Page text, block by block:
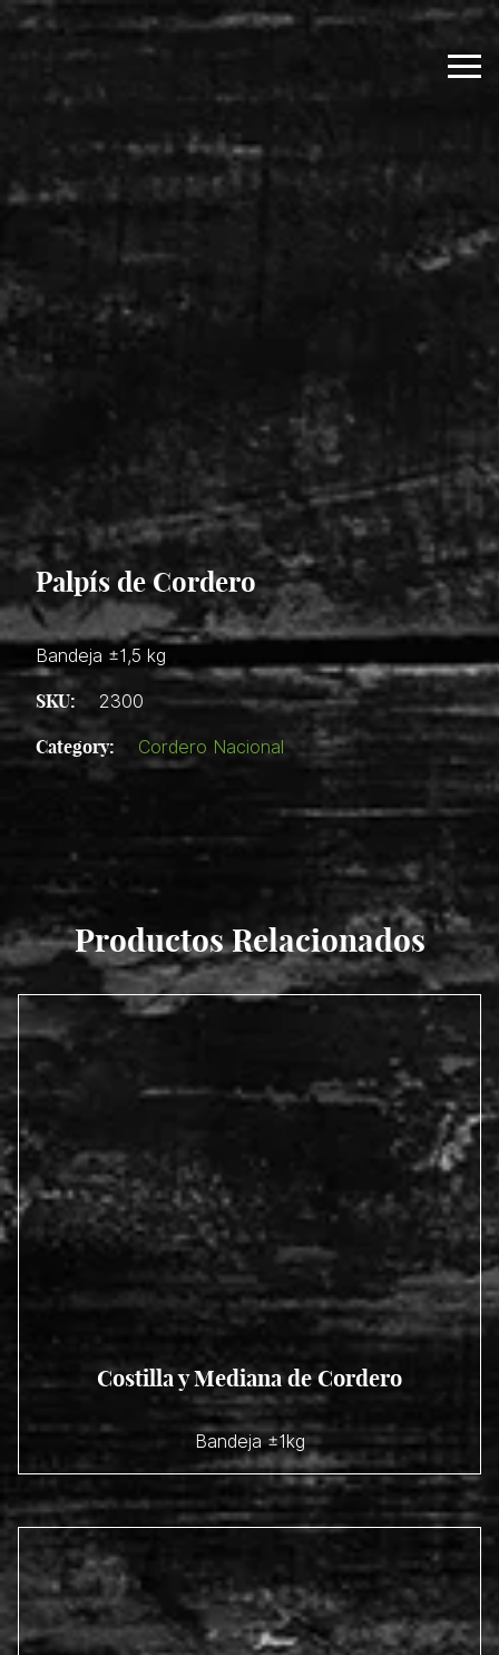
Palpís de Cordero
Bandeja ±1,5 kg
SKU: 2300
Category: Cordero Nacional
Productos Relacionados
Costilla y Mediana de Cordero
Bandeja ±1kg